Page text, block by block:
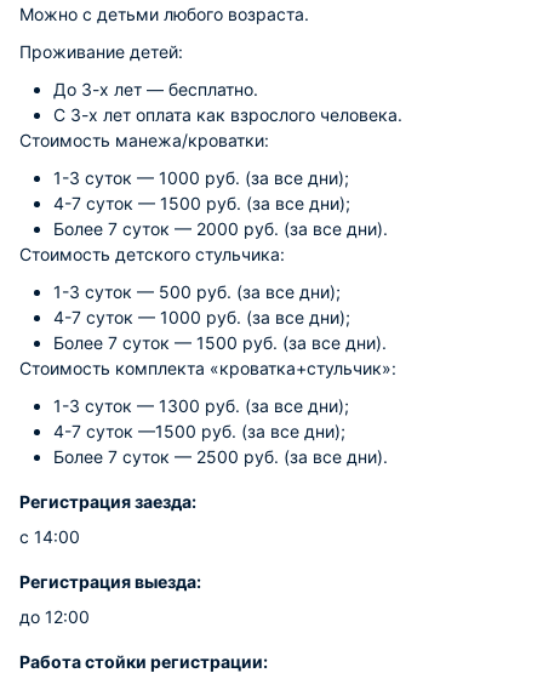
Можно с детьми любого возраста.
Проживание детей:
До 3-х лет — бесплатно.
С 3-х лет оплата как взрослого человека.
Стоимость манежа/кроватки:
1-3 суток — 1000 руб. (за все дни);
4-7 суток — 1500 руб. (за все дни);
Более 7 суток — 2000 руб. (за все дни).
Стоимость детского стульчика:
1-3 суток — 500 руб. (за все дни);
4-7 суток — 1000 руб. (за все дни);
Более 7 суток — 1500 руб. (за все дни).
Стоимость комплекта «кроватка+стульчик»:
1-3 суток — 1300 руб. (за все дни);
4-7 суток —1500 руб. (за все дни);
Более 7 суток — 2500 руб. (за все дни).
Регистрация заезда:
с 14:00
Регистрация выезда:
до 12:00
Работа стойки регистрации: